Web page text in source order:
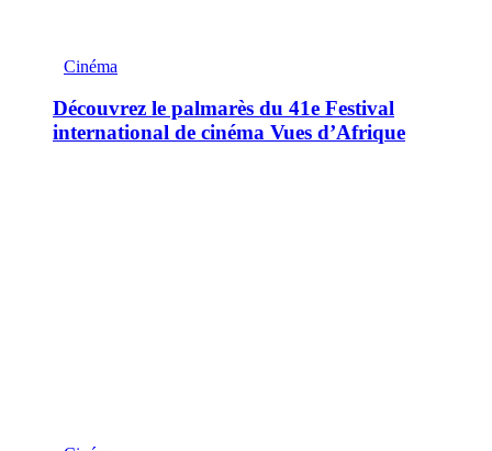
Cinéma
Découvrez le palmarès du 41e Festival
international de cinéma Vues d’Afrique